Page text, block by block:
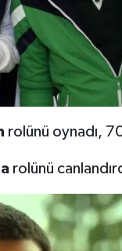
rolünü oynadı,
rolünü